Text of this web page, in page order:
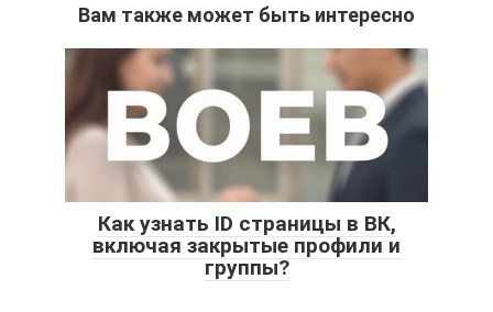
Вам также может быть интересно
Как узнать ID страницы в ВК,
включая закрытые профили и
группы?